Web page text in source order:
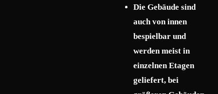
Die Gebäude sind
auch von innen
bespielbar und
werden meist in
einzelnen Etagen
geliefert, bei